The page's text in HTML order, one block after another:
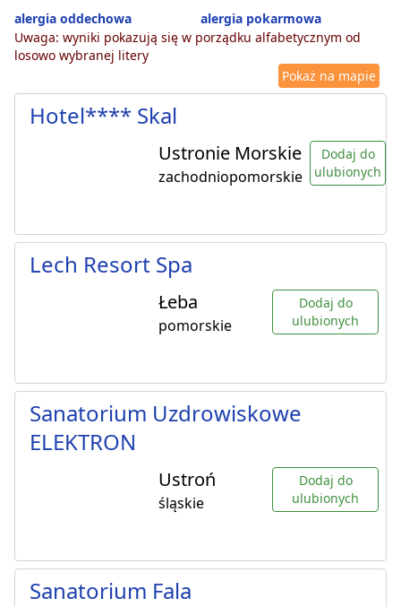
alergia oddechowa
alergia pokarmowa
Uwaga: wyniki pokazują się w porządku alfabetycznym od
losowo wybranej litery
Pokaż na mapie
Hotel**** Skal
Ustronie Morskie
zachodniopomorskie
Dodaj do
ulubionych
Lech Resort Spa
Łeba
pomorskie
Dodaj do
ulubionych
Sanatorium Uzdrowiskowe
ELEKTRON
Ustroń
śląskie
Dodaj do
ulubionych
Sanatorium Fala